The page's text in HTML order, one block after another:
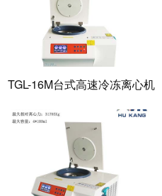
TGL-16M台式高速冷冻离心机